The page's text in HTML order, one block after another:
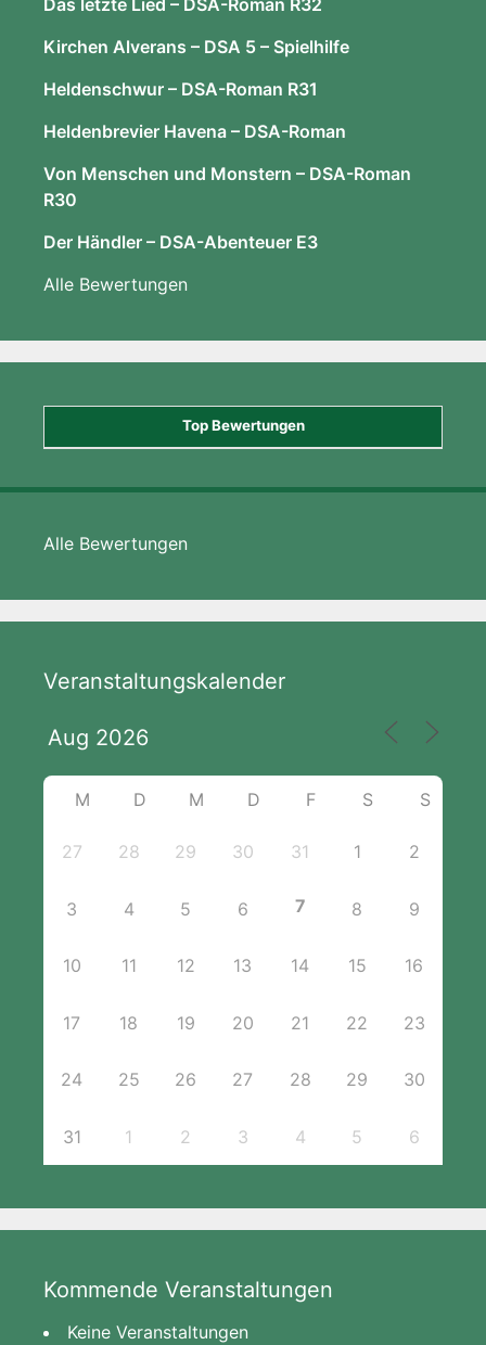
Kirchen Alverans – DSA 5 – Spielhilfe
Heldenschwur – DSA-Roman R31
Heldenbrevier Havena – DSA-Roman
Von Menschen und Monstern – DSA-Roman
R30
Der Händler – DSA-Abenteuer E3
Alle Bewertungen
Top Bewertungen
Alle Bewertungen
Veranstaltungskalender
M D M D F S S
27 28 29 30 31 1 2
3 4 5 6 7 8 9
10 11 12 13 14 15 16
17 18 19 20 21 22 23
24 25 26 27 28 29 30
31 1 2 3 4 5 6
Kommende Veranstaltungen
Keine Veranstaltungen